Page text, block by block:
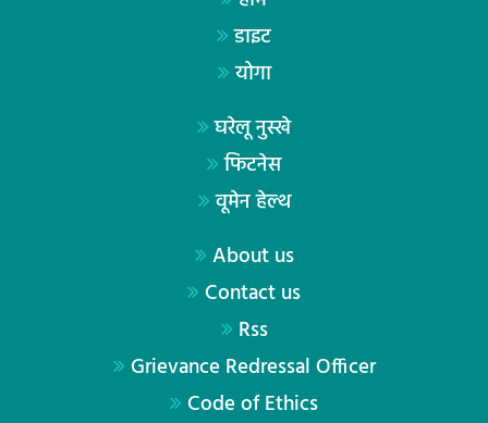
डाइट
योगा
घरेलू नुस्खे
फिटनेस
वूमेन हेल्थ
About us
Contact us
Rss
Grievance Redressal Officer
Code of Ethics